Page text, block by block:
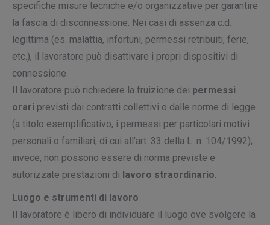
specifiche misure tecniche e/o organizzative per garantire
la fascia di disconnessione. Nei casi di assenza c.d.
legittima (es. malattia, infortuni, permessi retribuiti, ferie,
etc.), il lavoratore può disattivare i propri dispositivi di
connessione.
Il lavoratore può richiedere la fruizione dei permessi
orari previsti dai contratti collettivi o dalle norme di legge
(a titolo esemplificativo, i permessi per particolari motivi
personali o familiari, di cui all’art. 33 della L. n. 104/1992);
invece, non possono essere di norma previste e
autorizzate prestazioni di lavoro straordinario.
Luogo e strumenti di lavoro
Il lavoratore è libero di individuare il luogo ove svolgere la